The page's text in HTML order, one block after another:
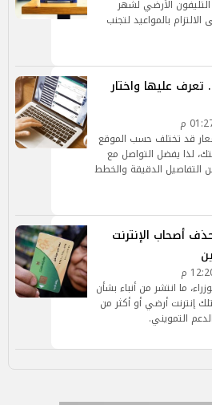
الأرضي لشهر
على الالتزام بالمواعيد لتجنب
تعرف عليها واختار
قد تختلف حسب الموقع
لذا يفضل التواصل مع
التفاصيل الدقيقة والخطط
أصحاب الإنترنت
ما انتشر من أنباء بشأن
إنترنت أرضي أو أكثر من
التمويني.